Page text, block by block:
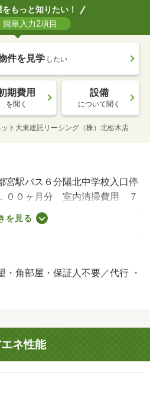
もっと知りたい！
簡単入力2項目
件を見学 したい
期費用
を聞く
設備
について聞く
ト大東建託リーシング（株）北栃木店
宮駅バス６分陽北中学校入口停
００ヶ月分 室内清掃費用 ７
必：詳細１： ジェイリース：
％、年間保証料１００００円／
金有り：１年未満賃料１カ
平米未満７００円／月 ３０平
イレ別／バルコニー／エアコ
／温水洗浄便座／洗面所独立／
ＴＶ／対面式キッチン／保証人
／ＩＴ重説 対応物件／初期費
ニマル今泉店（スーパー）まで
百貨店（ショッピングセンタ
:14戸
を見る
・角部屋・保証人不要／代行 ・
ネ性能